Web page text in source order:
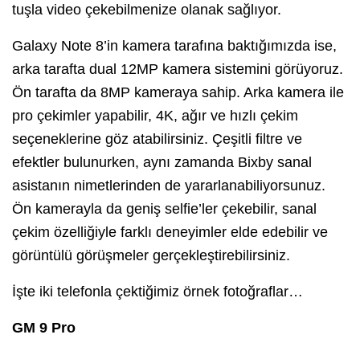
tuşla video çekebilmenize olanak sağlıyor.
Galaxy Note 8’in kamera tarafına baktığımızda ise,
arka tarafta dual 12MP kamera sistemini görüyoruz.
Ön tarafta da 8MP kameraya sahip. Arka kamera ile
pro çekimler yapabilir, 4K, ağır ve hızlı çekim
seçeneklerine göz atabilirsiniz. Çeşitli filtre ve
efektler bulunurken, aynı zamanda Bixby sanal
asistanın nimetlerinden de yararlanabiliyorsunuz.
Ön kamerayla da geniş selfie’ler çekebilir, sanal
çekim özelliğiyle farklı deneyimler elde edebilir ve
görüntülü görüşmeler gerçekleştirebilirsiniz.
İşte iki telefonla çektiğimiz örnek fotoğraflar…
GM 9 Pro